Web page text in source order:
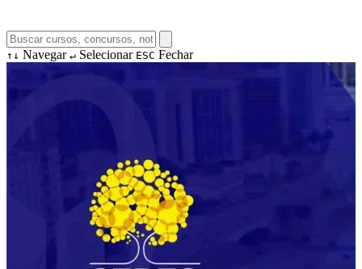
↑↓ Navegar ↵ Selecionar ESC Fechar